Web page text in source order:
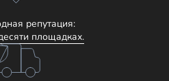
репутация:
площадках.